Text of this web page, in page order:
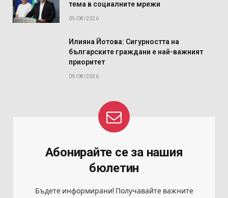
тема в социалните мрежи
09/08/2026
Илияна Йотова: Сигурността на
българските граждани е най-важният
приоритет
09/08/2026
Абонирайте се за нашия
бюлетин
Бъдете информирани! Получавайте важните